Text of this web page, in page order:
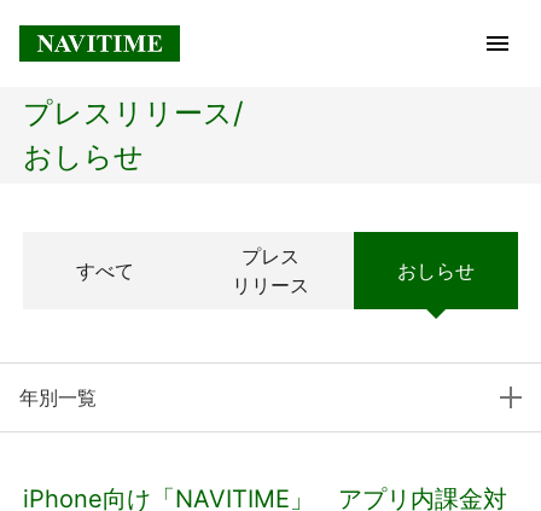
トップページ
経営理念
プレスリリース/
おしらせ
すべて
プレス
リリース
おしらせ
年別一覧
iPhone向け「NAVITIME」 アプリ内課金対